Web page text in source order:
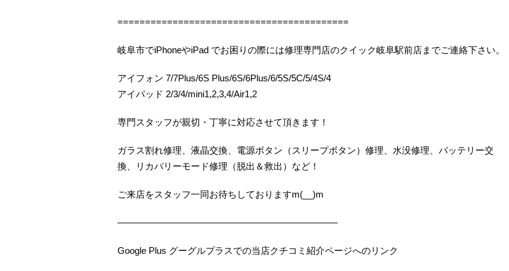
==========================================
岐阜市でiPhoneやiPad でお困りの際には修理専門店のクイック岐阜駅前店までご連絡下さい。
アイフォン 7/7Plus/6S Plus/6S/6Plus/6/5S/5C/5/4S/4
アイパッド 2/3/4/mini1,2,3,4/Air1,2
専門スタッフが親切・丁寧に対応させて頂きます！
ガラス割れ修理、液晶交換、電源ボタン（スリープボタン）修理、水没修理、バッテリー交
換、リカバリーモード修理（脱出＆救出）など！
ご来店をスタッフ一同お待ちしておりますm(__)m
————————————————————————
Google Plus グーグルプラスでの当店クチコミ紹介ページへのリンク